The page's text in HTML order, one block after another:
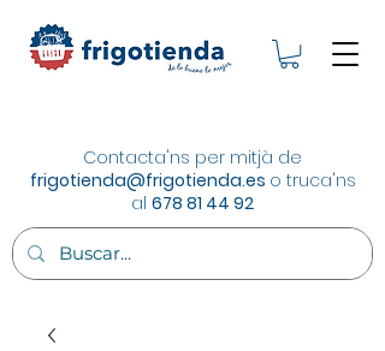
Contacta'ns per mitjà de
frigotienda@frigotienda.es o truca'ns
al 678 81 44 92